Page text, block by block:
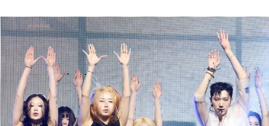
AI Native Enterprise를 지원하는 AI Ready Data